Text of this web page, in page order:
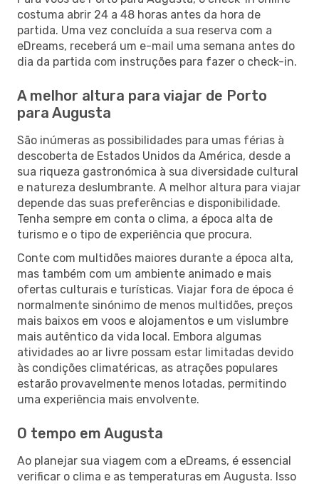
costuma abrir 24 a 48 horas antes da hora de
partida. Uma vez concluída a sua reserva com a
eDreams, receberá um e-mail uma semana antes do
dia da partida com instruções para fazer o check-in.
A melhor altura para viajar de Porto
para Augusta
São inúmeras as possibilidades para umas férias à
descoberta de Estados Unidos da América, desde a
sua riqueza gastronómica à sua diversidade cultural
e natureza deslumbrante. A melhor altura para viajar
depende das suas preferências e disponibilidade.
Tenha sempre em conta o clima, a época alta de
turismo e o tipo de experiência que procura.
Conte com multidões maiores durante a época alta,
mas também com um ambiente animado e mais
ofertas culturais e turísticas. Viajar fora de época é
normalmente sinónimo de menos multidões, preços
mais baixos em voos e alojamentos e um vislumbre
mais autêntico da vida local. Embora algumas
atividades ao ar livre possam estar limitadas devido
às condições climatéricas, as atrações populares
estarão provavelmente menos lotadas, permitindo
uma experiência mais envolvente.
O tempo em Augusta
Ao planejar sua viagem com a eDreams, é essencial
verificar o clima e as temperaturas em Augusta. Isso